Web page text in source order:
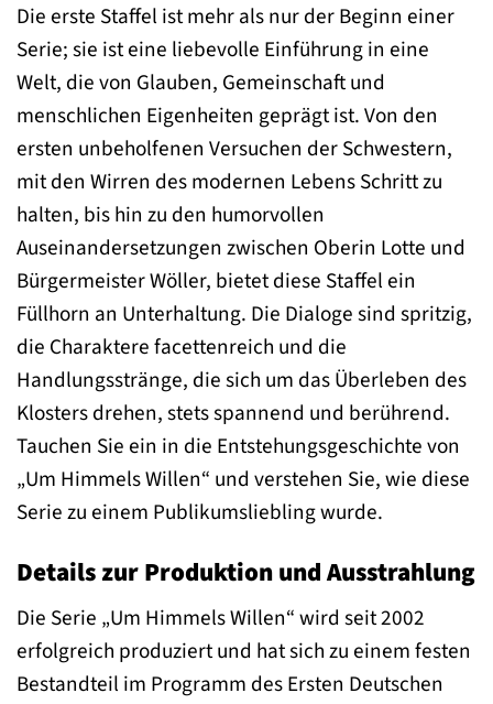
Die erste Staffel ist mehr als nur der Beginn einer
Serie; sie ist eine liebevolle Einführung in eine
Welt, die von Glauben, Gemeinschaft und
menschlichen Eigenheiten geprägt ist. Von den
ersten unbeholfenen Versuchen der Schwestern,
mit den Wirren des modernen Lebens Schritt zu
halten, bis hin zu den humorvollen
Auseinandersetzungen zwischen Oberin Lotte und
Bürgermeister Wöller, bietet diese Staffel ein
Füllhorn an Unterhaltung. Die Dialoge sind spritzig,
die Charaktere facettenreich und die
Handlungsstränge, die sich um das Überleben des
Klosters drehen, stets spannend und berührend.
Tauchen Sie ein in die Entstehungsgeschichte von
„Um Himmels Willen“ und verstehen Sie, wie diese
Serie zu einem Publikumsliebling wurde.
Details zur Produktion und Ausstrahlung
Die Serie „Um Himmels Willen“ wird seit 2002
erfolgreich produziert und hat sich zu einem festen
Bestandteil im Programm des Ersten Deutschen